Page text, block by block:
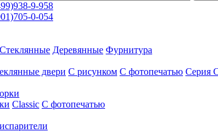
9-958
0-054
Стеклянные Деревянные Фурнитура
двери С рисунком С фотопечатью Серия
Classic С фотопечатью